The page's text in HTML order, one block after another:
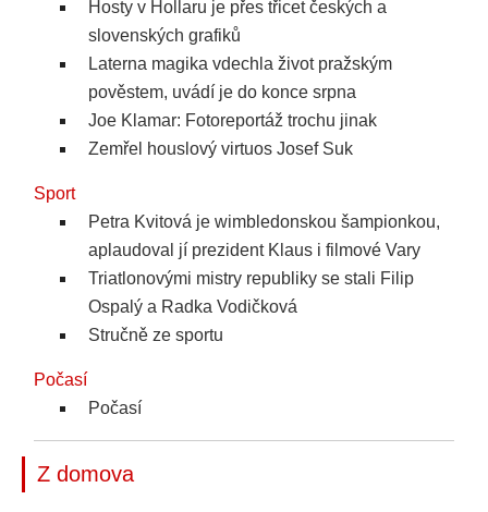
Hosty v Hollaru je přes třicet českých a
slovenských grafiků
Laterna magika vdechla život pražským
pověstem, uvádí je do konce srpna
Joe Klamar: Fotoreportáž trochu jinak
Zemřel houslový virtuos Josef Suk
Sport
Petra Kvitová je wimbledonskou šampionkou,
aplaudoval jí prezident Klaus i filmové Vary
Triatlonovými mistry republiky se stali Filip
Ospalý a Radka Vodičková
Stručně ze sportu
Počasí
Počasí
Z domova